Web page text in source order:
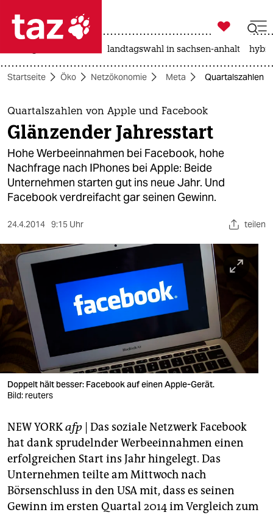
 taz zahl ich
taz zahl ich
themen
politik
öko
gesellschaft
kultur
sport
berlin
nord
wahrheit
verlag
verlag
shop
fragen & hilfe
unterstützen
abo

taz zahl ich
landtagswahl in sachsen-anhalt
Startseite Öko Netzökonomie Meta Quartalszahlen
Quartalszahlen von Apple und Facebook
Glänzender Jahresstart
Hohe Werbeeinnahmen bei Facebook, hohe
Nachfrage nach IPhones bei Apple: Beide
Unternehmen starten gut ins neue Jahr. Und
Facebook verdreifacht gar seinen Gewinn.
24.4.2014 9:15 Uhr teilen
Doppelt hält besser: Facebook auf einen Apple-Gerät.
Bild: reuters
NEW YORKafp | Das soziale Netzwerk Facebook
hat dank sprudelnder Werbeeinnahmen einen
erfolgreichen Start ins Jahr hingelegt. Das
Unternehmen teilte am Mittwoch nach
Börsenschluss in den USA mit, dass es seinen
Gewinn im ersten Quartal 2014 im Vergleich zum